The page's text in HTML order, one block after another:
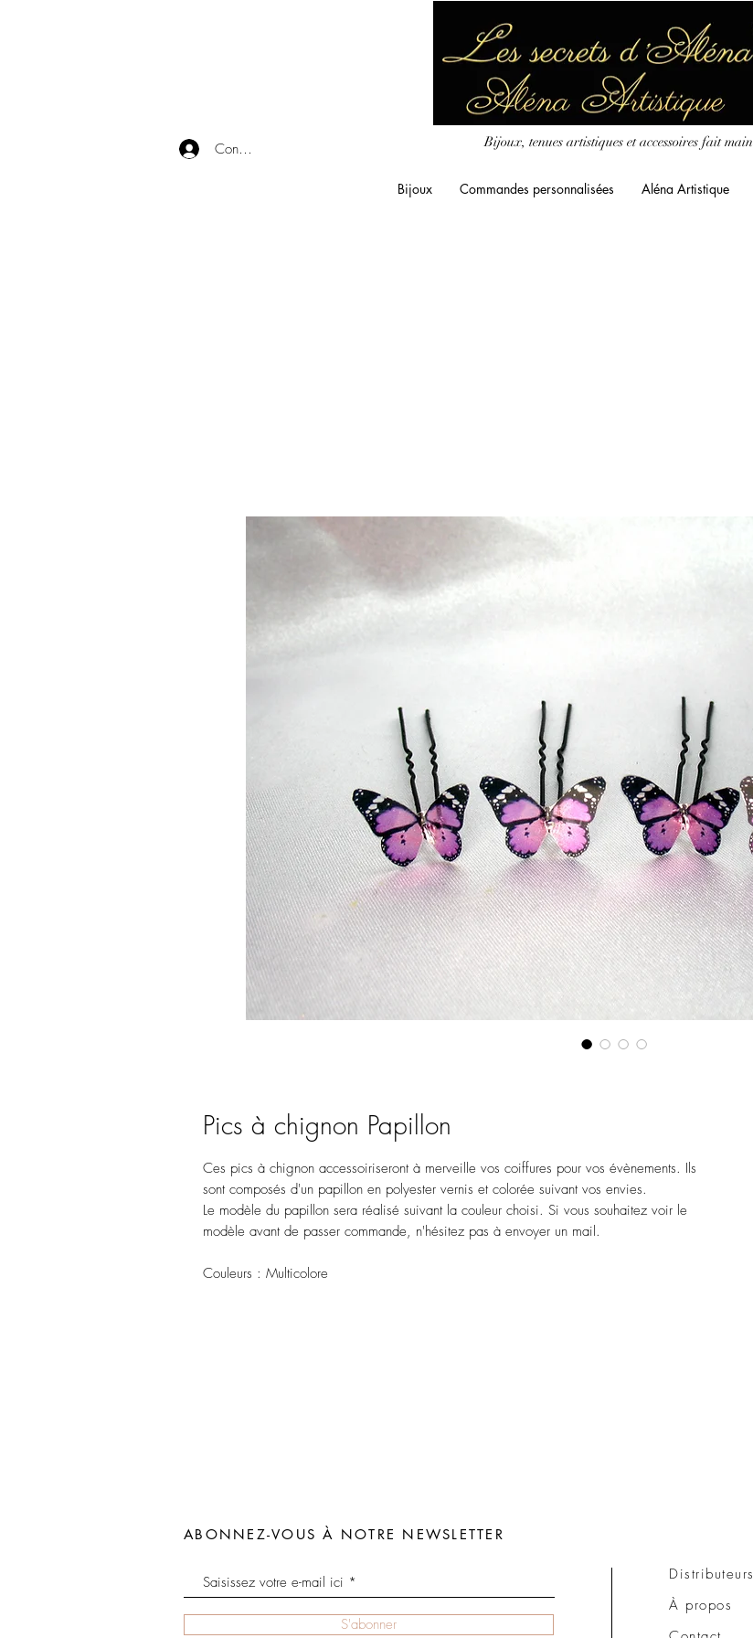
Connexion Bijoux, tenues artistiques et accessoires fait main
Bijoux Commandes personnalisées Aléna Artistique
Pics à chignon Papillon
Ces pics à chignon accessoiriseront à merveille vos coiffures pour vos évènements. Ils
sont composés d'un papillon en polyester vernis et colorée suivant vos envies.
Le modèle du papillon sera réalisé suivant la couleur choisi. Si vous souhaitez voir le
modèle avant de passer commande, n'hésitez pas à envoyer un mail.
Couleurs : Multicolore
ABONNEZ-VOUS À NOTRE NEWSLETTER
S'abonner
Distributeurs
À propos